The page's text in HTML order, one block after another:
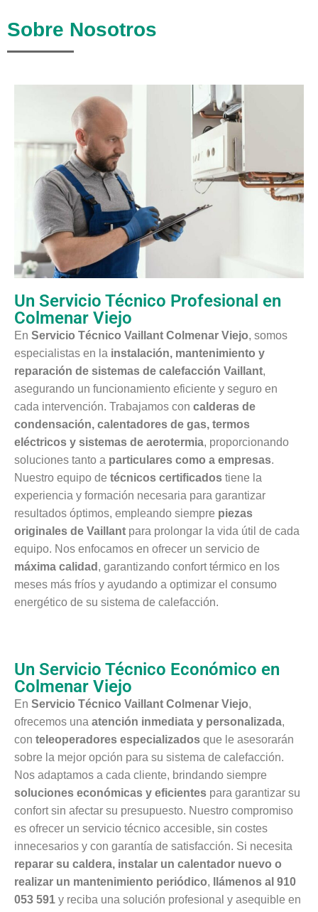
Sobre Nosotros
Un Servicio Técnico Profesional en
Colmenar Viejo
En Servicio Técnico Vaillant Colmenar Viejo, somos
especialistas en la instalación, mantenimiento y
reparación de sistemas de calefacción Vaillant,
asegurando un funcionamiento eficiente y seguro en
cada intervención. Trabajamos con calderas de
condensación, calentadores de gas, termos
eléctricos y sistemas de aerotermia, proporcionando
soluciones tanto a particulares como a empresas.
Nuestro equipo de técnicos certificados tiene la
experiencia y formación necesaria para garantizar
resultados óptimos, empleando siempre piezas
originales de Vaillant para prolongar la vida útil de cada
equipo. Nos enfocamos en ofrecer un servicio de
máxima calidad , garantizando confort térmico en los
meses más fríos y ayudando a optimizar el consumo
energético de su sistema de calefacción.
Un Servicio Técnico Económico en
Colmenar Viejo
En Servicio Técnico Vaillant Colmenar Viejo,
ofrecemos una atención inmediata y personalizada,
con teleoperadores especializados que le asesorarán
sobre la mejor opción para su sistema de calefacción.
Nos adaptamos a cada cliente, brindando siempre
soluciones económicas y eficientes para garantizar su
confort sin afectar su presupuesto. Nuestro compromiso
es ofrecer un servicio técnico accesible, sin costes
innecesarios y con garantía de satisfacción. Si necesita
reparar su caldera, instalar un calentador nuevo o
realizar un mantenimiento periódico,
llámenos al 910
053 591 y reciba una solución profesional y asequible en